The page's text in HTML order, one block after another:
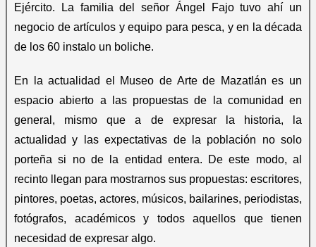
Ejército. La familia del señor Ángel Fajo tuvo ahí un
negocio de artículos y equipo para pesca, y en la década
de los 60 instalo un boliche.
En la actualidad el Museo de Arte de Mazatlán es un
espacio abierto a las propuestas de la comunidad en
general, mismo que a de expresar la historia, la
actualidad y las expectativas de la población no solo
porteña si no de la entidad entera. De este modo, al
recinto llegan para mostrarnos sus propuestas: escritores,
pintores, poetas, actores, músicos, bailarines, periodistas,
fotógrafos, académicos y todos aquellos que tienen
necesidad de expresar algo.